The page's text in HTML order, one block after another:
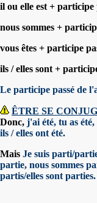
il ou elle est + participe
nous sommes +
vous êtes + participe
ils / elles sont +
Le participe passé de
ÊTRE SE
Donc, j'ai été, tu as été,
ils / elles ont été.
Mais Je suis parti/
partie, nous sommes
partis/elles sont parties.